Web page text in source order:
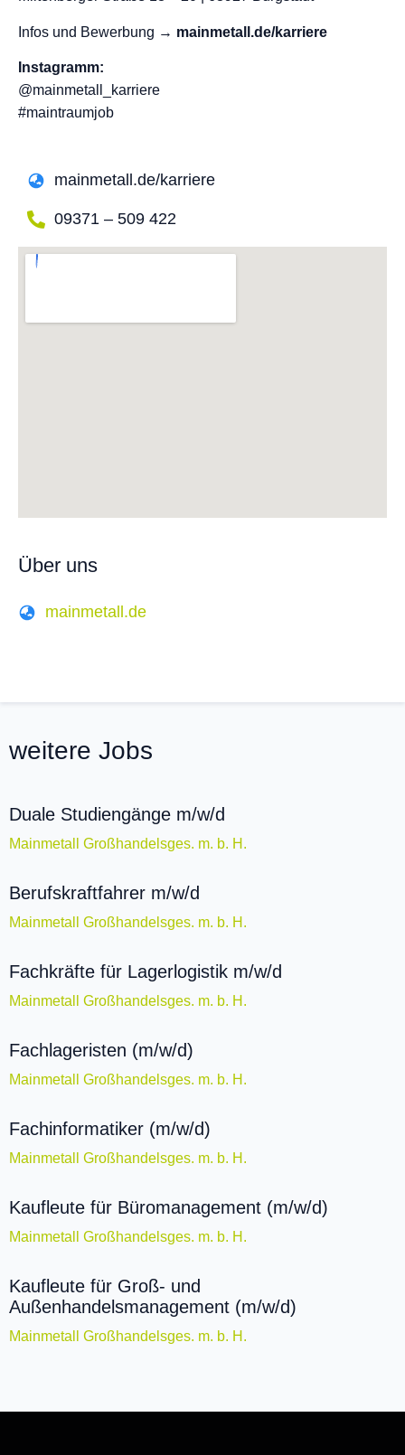
Infos und Bewerbung → mainmetall.de/karriere
Instagramm:
@mainmetall_karriere
#maintraumjob
mainmetall.de/karriere
09371 – 509 422
Über uns
mainmetall.de
weitere Jobs
Duale Studiengänge m/w/d
Mainmetall Großhandelsges. m. b. H.
Berufskraftfahrer m/w/d
Mainmetall Großhandelsges. m. b. H.
Fachkräfte für Lagerlogistik m/w/d
Mainmetall Großhandelsges. m. b. H.
Fachlageristen (m/w/d)
Mainmetall Großhandelsges. m. b. H.
Fachinformatiker (m/w/d)
Mainmetall Großhandelsges. m. b. H.
Kaufleute für Büromanagement (m/w/d)
Mainmetall Großhandelsges. m. b. H.
Kaufleute für Groß- und
Außenhandelsmanagement (m/w/d)
Mainmetall Großhandelsges. m. b. H.